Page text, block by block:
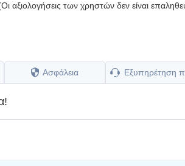
αξιολογήσεις των χρηστών δεν είναι
Ασφάλεια Εξυπηρέτηση